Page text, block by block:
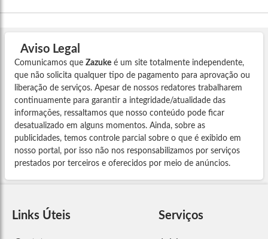
Aviso Legal
Comunicamos que Zazuke é um site totalmente independente,
que não solicita qualquer tipo de pagamento para aprovação ou
liberação de serviços. Apesar de nossos redatores trabalharem
continuamente para garantir a integridade/atualidade das
informações, ressaltamos que nosso conteúdo pode ficar
desatualizado em alguns momentos. Ainda, sobre as
publicidades, temos controle parcial sobre o que é exibido em
nosso portal, por isso não nos responsabilizamos por serviços
prestados por terceiros e oferecidos por meio de anúncios.
Links Úteis Serviços